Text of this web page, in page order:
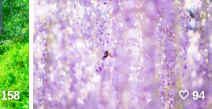
158 94